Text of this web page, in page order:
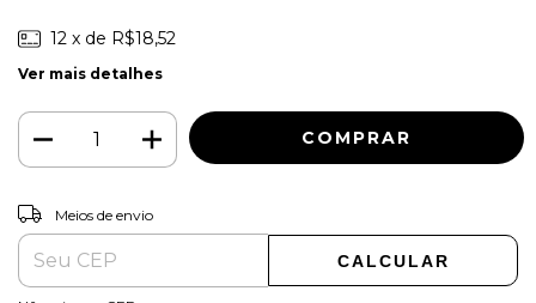
12 x de R$18,52
Ver mais detalhes
Entregas para o CEP:
Meios de envio
CALCULAR